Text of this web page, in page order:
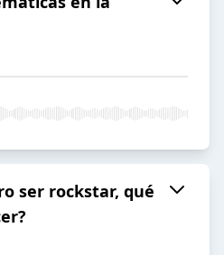
ser rockstar, qué